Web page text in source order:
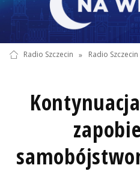
Radio Szczecin » Radio